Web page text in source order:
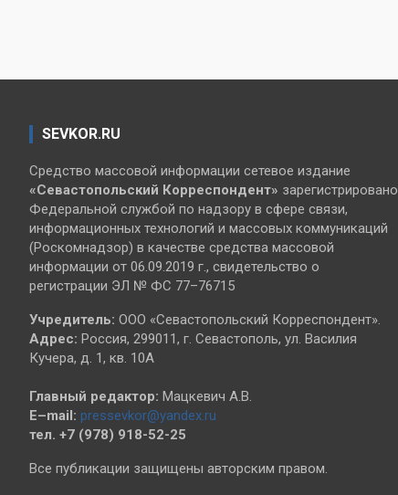
SEVKOR.RU
Средство массовой информации сетевое издание
«Севастопольский Корреспондент» зарегистрировано
Федеральной службой по надзору в сфере связи,
информационных технологий и массовых коммуникаций
(Роскомнадзор) в качестве средства массовой
информации от 06.09.2019 г., свидетельство о
регистрации ЭЛ № ФС 77–76715
Учредитель: ООО «Севастопольский Корреспондент».
Адрес: Россия, 299011, г. Севастополь, ул. Василия
Кучера, д. 1, кв. 10А
Главный редактор: Мацкевич А.В.
E–mail: pressevkor@yandex.ru
тел. +7 (978) 918-52-25
Все публикации защищены авторским правом.